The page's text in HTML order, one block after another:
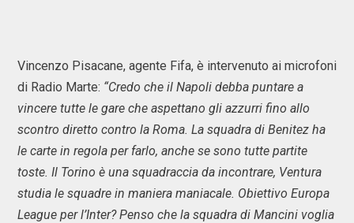
Vincenzo Pisacane, agente Fifa, è intervenuto ai microfoni
di Radio Marte: “Credo che il Napoli debba puntare a
vincere tutte le gare che aspettano gli azzurri fino allo
scontro diretto contro la Roma. La squadra di Benitez ha
le carte in regola per farlo, anche se sono tutte partite
toste. Il Torino è una squadraccia da incontrare, Ventura
studia le squadre in maniera maniacale. Obiettivo Europa
League per l’Inter? Penso che la squadra di Mancini voglia